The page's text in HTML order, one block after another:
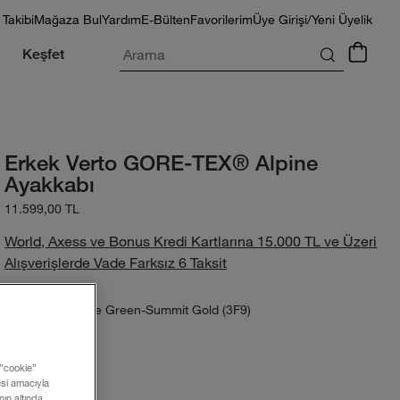
Mağaza BulYardımE-BültenFavorilerimÜye Girişi/Yeni Üyelik
Keşfet Arama
Erkek Verto GORE-TEX® Alpine
Ayakkabı
11.599,00 TL
World, Axess ve Bonus Kredi Kartlarına 15.000 TL ve Üzeri
Alışverişlerde Vade Farksız 6 Taksit
New Taupe Green-Summit Gold (3F9)
Beden:
amacıyla
altında